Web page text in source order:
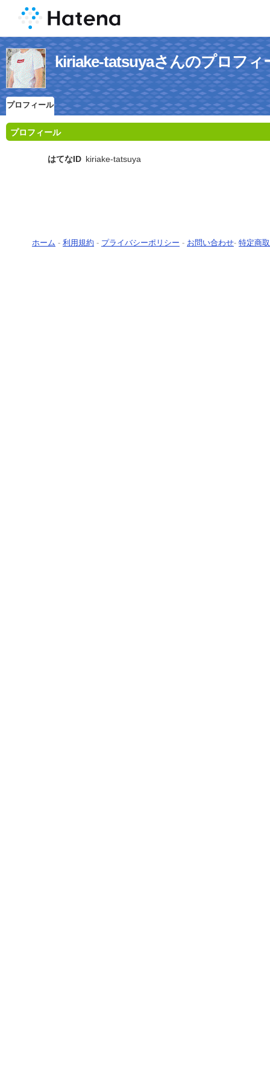
kiriake-tatsuyaさんのプロフィ
プロフィール
プロフィール
はてなID kiriake-tatsuya
ホーム - 利用規約 - プライバシーポリシー - お問い合わせ- 特定商